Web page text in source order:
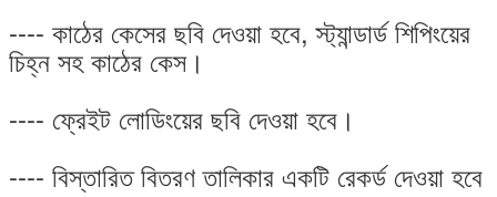
---- কাঠের কেসের ছবি দেওয়া হবে, স্ট্যান্ডার্ড শিপিংয়ের
চিহ্ন সহ কাঠের কেস।
---- ফ্রেইট লোডিংয়ের ছবি দেওয়া হবে।
---- বিস্তারিত বিতরণ তালিকার একটি রেকর্ড দেওয়া হবে